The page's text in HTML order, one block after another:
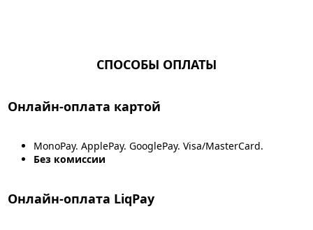
СПОСОБЫ ОПЛАТЫ
Онлайн-оплата картой
MonoPay. ApplePay. GooglePay. Visa/MasterCard.
Без комиссии
Онлайн-оплата LiqPay